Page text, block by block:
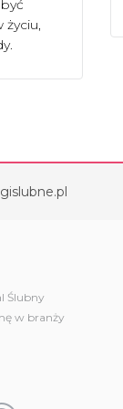
Ślubny
w branży